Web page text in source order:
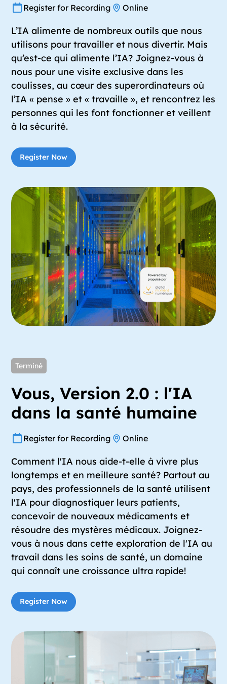
Register for Recording Online
L’IA alimente de nombreux outils que nous
utilisons pour travailler et nous divertir. Mais
qu’est-ce qui alimente l’IA? Joignez-vous à
nous pour une visite exclusive dans les
coulisses, au cœur des superordinateurs où
l’IA « pense » et « travaille », et rencontrez les
personnes qui les font fonctionner et veillent
à la sécurité.
Register Now
Register Now
Terminé
Vous, Version 2.0 : l'IA
dans la santé humaine
Register for Recording Online
Comment l'IA nous aide-t-elle à vivre plus
longtemps et en meilleure santé? Partout au
pays, des professionnels de la santé utilisent
l'IA pour diagnostiquer leurs patients,
concevoir de nouveaux médicaments et
résoudre des mystères médicaux. Joignez-
vous à nous dans cette exploration de l'IA au
travail dans les soins de santé, un domaine
qui connaît une croissance ultra rapide!
Register Now
Register Now